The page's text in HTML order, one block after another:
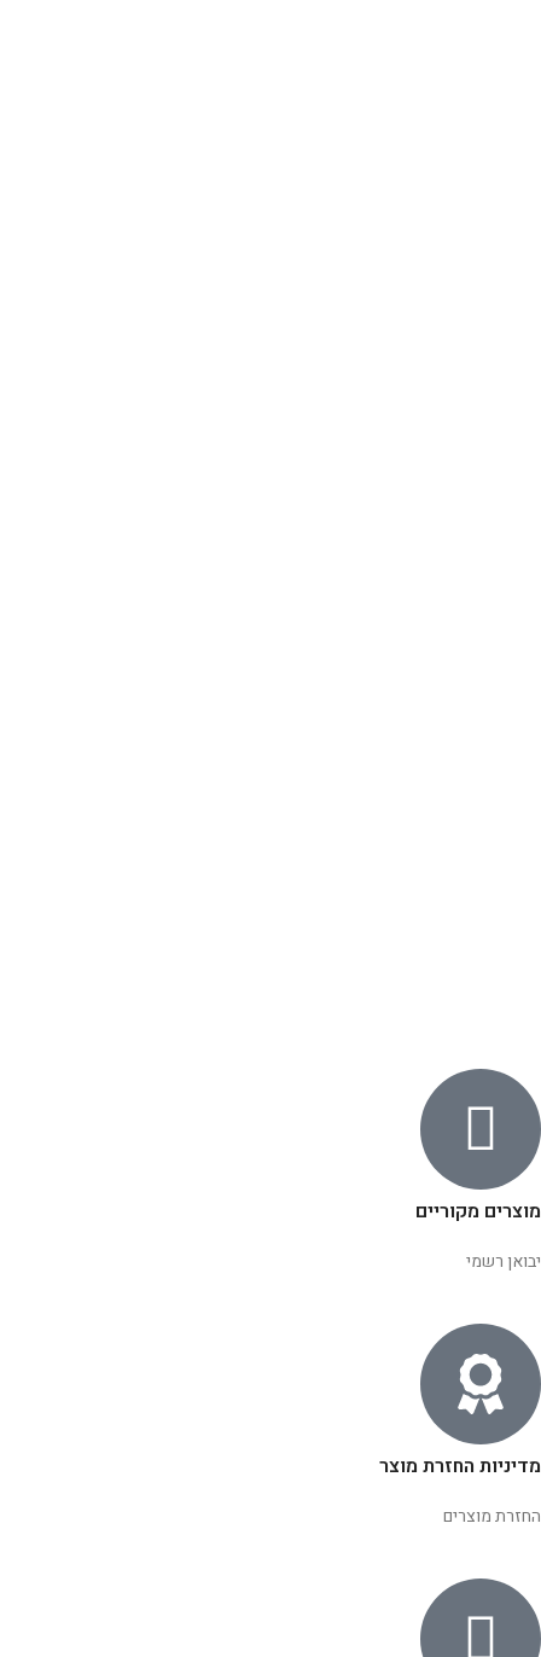
מוצרים מקוריים
יבואן רשמי
מדיניות החזרת מוצר
החזרת מוצרים